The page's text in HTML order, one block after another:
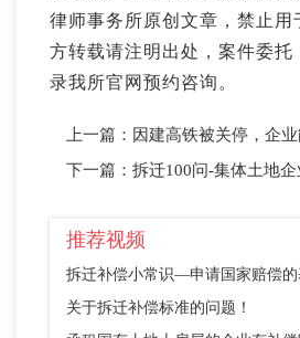
律师事务所原创文章，禁止用
方转载请注明出处，案件委托
录我所官网预约咨询。
上一篇： 因建高铁被关停，企业能不能获得
下一篇： 拆迁100问-集体土地企业拆迁清退-如
推荐视频
拆迁补偿小常识—申请国家赔偿的
关于拆迁补偿标准的问题！